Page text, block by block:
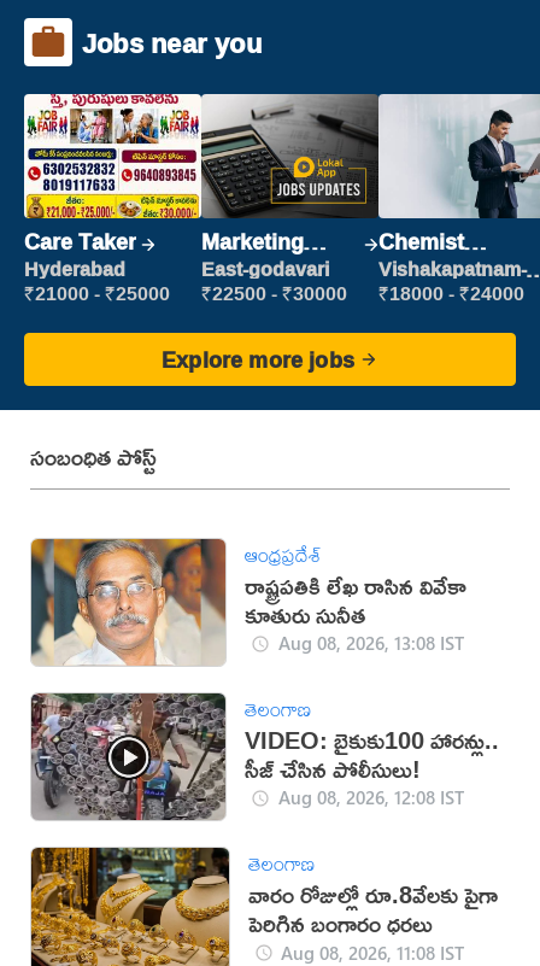
Jobs near you
Care Taker
Hyderabad
₹21000 - ₹25000
Marketing
Executive
East-godavari
₹22500 - ₹30000
Chemist
Production
Executive
Vishakapatnam-
new
₹18000 - ₹24000
Explore more jobs
సంబంధిత పోస్ట్
ఆంధ్రప్రదేశ్
రాష్ట్రపతికి లేఖ రాసిన వివేకా
కూతురు సునీత
Aug 08, 2026, 13:08 IST
తెలంగాణ
VIDEO: బైకుకు100 హారన్లు..
సీజ్ చేసిన పోలీసులు!
Aug 08, 2026, 12:08 IST
తెలంగాణ
వారం రోజుల్లో రూ.8వేలకు పైగా
పెరిగిన బంగారం ధరలు
Aug 08, 2026, 11:08 IST